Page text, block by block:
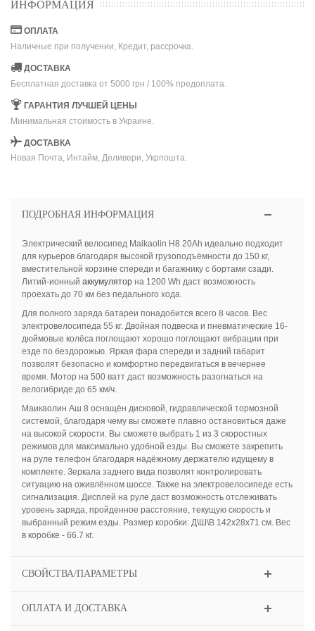
ИНФОРМАЦИЯ
ОПЛАТА
Наличные при получении, Кредит, рассрочка.
ДОСТАВКА
Бесплатная доставка от 5000 грн / 100% предоплата.
ГАРАНТИЯ ЛУЧШЕЙ ЦЕНЫ
Минимальная стоимость в Украине.
ДОСТАВКА
Новая Почта, Интайм, Деливери, Укрпошта.
ПОДРОБНАЯ ИНФОРМАЦИЯ
Электрический велосипед Maikaolin H8 20Ah идеально подходит
для курьеров благодаря высокой грузоподъёмности до 150 кг,
вместительной корзине спереди и багажнику с бортами сзади.
Литий-ионный аккумуляторна 1200 Wh даст возможность
проехать до 70 км без педального хода.
Для полного заряда батареи понадобится всего 8 часов. Вес
электровелосипеда 55 кг. Двойная подвеска и пневматические 16-
дюймовые колёса поглощают хорошо поглощают вибрации при
езде по бездорожью. Яркая фара спереди и задний габарит
позволят безопасно и комфортно передвигаться в вечернее
время. Мотор на 500 ватт даст возможность разогнаться на
велогибриде до 65 км/ч.
Маикаолин Аш 8 оснащён дисковой, гидравлической тормозной
системой, благодаря чему вы сможете плавно остановиться даже
на высокой скорости. Вы сможете выбрать 1 из 3 скоростных
режимов для максимально удобной езды. Вы сможете закрепить
на руле телефон благодаря надёжному держателю идущему в
комплекте. Зеркала заднего вида позволят контролировать
ситуацию на оживлённом шоссе. Также на электровелосипеде есть
сигнализация. Дисплей на руле даст возможность отслеживать
уровень заряда, пройденное расстояние, текущую скорость и
выбранный режим езды. Размер коробки: Д\Ш\В 142х28х71 см. Вес
в коробке - 66.7 кг.
СВОЙСТВА/ПАРАМЕТРЫ
ОПЛАТА И ДОСТАВКА